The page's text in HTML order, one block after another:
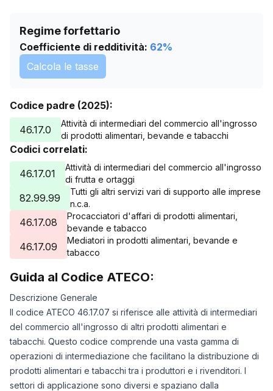
Regime forfettario
Coefficiente di redditività: 62%
Calcola le tasse
Codice padre (2025):
46.17.0
Attività di intermediari del commercio all'ingrosso
di prodotti alimentari, bevande e tabacchi
Codici correlati:
46.17.01
Attività di intermediari del commercio all'ingrosso
di frutta e ortaggi
82.99.99
Tutti gli altri servizi vari di supporto alle imprese
n.c.a.
46.17.08
Procacciatori d'affari di prodotti alimentari,
bevande e tabacco
46.17.09
Mediatori in prodotti alimentari, bevande e
tabacco
Guida al Codice ATECO:
Descrizione Generale
Il codice ATECO 46.17.07 si riferisce alle attività di intermediari
del commercio all'ingrosso di altri prodotti alimentari e
tabacchi. Questo codice comprende una vasta gamma di
operazioni di intermediazione che facilitano la distribuzione di
prodotti alimentari e tabacchi tra i produttori e i rivenditori. I
settori di applicazione sono diversi e spaziano dalla